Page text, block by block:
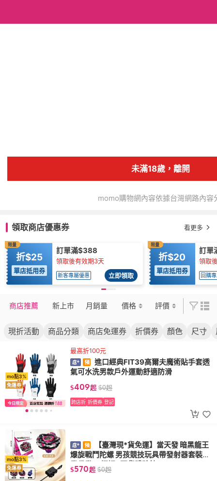
未滿18歲，離開
momo購物網內容依據台灣網路內
領取商店優惠券 看更多
限量
折$25
單店抵用券
訂單滿$388
領取後有效期3天
新客專屬優惠 立即領取
限量
折$20
單店抵用券
訂單
領取
回購
商店推薦 新上市 月銷量 價格 評價
現折活動 商品分類 商店免運券 折價券 顏色 尺寸
mo點3%
免運券
最高折100元
進口經典FIT39高爾夫魔術貼手套透
氣可水洗男款戶外運動舒適防滑
$409起 $0起
跨店折 折價券 登記
mo點3%
免運券
【臺灣現*貨免運】當天發 暗黑龍王
爆旋戰鬥陀螺 男孩競技玩具帶發射器套裝批
發代發 ❤櫻妮&百貨體驗館❤
$570起 $0起